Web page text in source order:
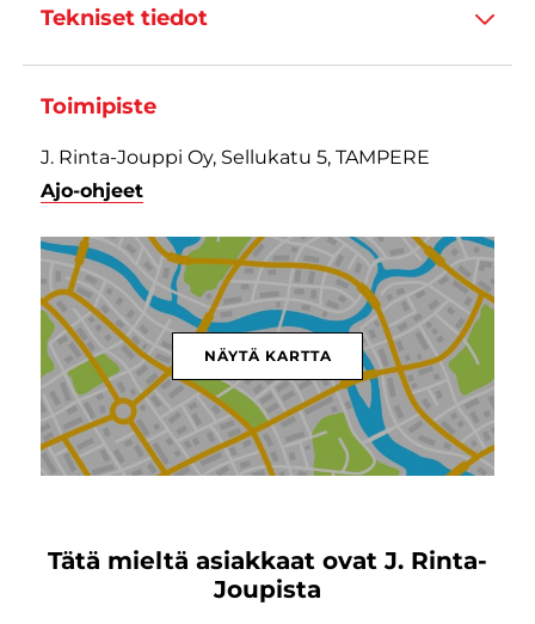
Tekniset tiedot
Toimipiste
J. Rinta-Jouppi Oy, Sellukatu 5, TAMPERE
Ajo-ohjeet
NÄYTÄ KARTTA
Tätä mieltä asiakkaat ovat J. Rinta-
Joupista